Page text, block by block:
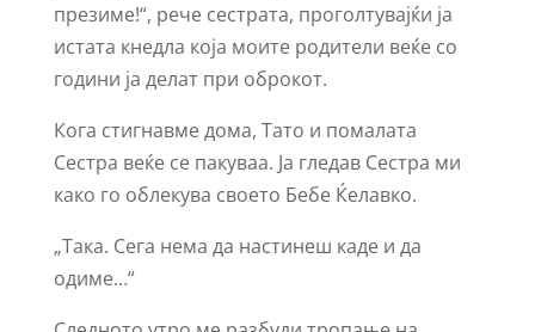
презиме!“, рече сестрата, проголтувајќи ја
истата кнедла која моите родители веќе со
години ја делат при оброкот.
Кога стигнавме дома, Тато и помалата
Сестра веќе се пакуваа. Ја гледав Сестра ми
како го облекува своето Бебе Ќелавко.
„Така. Сега нема да настинеш каде и да
одиме…“